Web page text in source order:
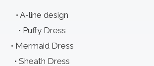
A-line design
Puffy Dress
Mermaid Dress
Sheath Dress